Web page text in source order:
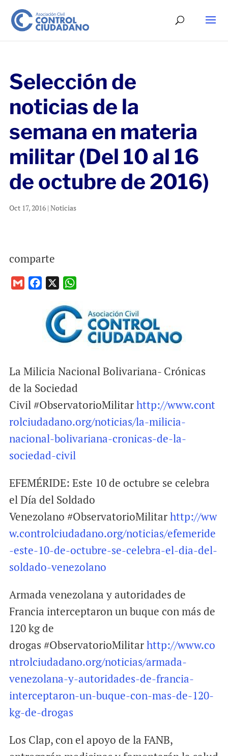
Selección de
noticias de la
semana en materia
militar (Del 10 al 16
de octubre de 2016)
Oct 17, 2016| Noticias
comparte
e
k
a
t
s
p
La Milicia Nacional Bolivariana- Crónicas
de la Sociedad
Civil #ObservatorioMilitarhttp://www.cont
rolciudadano.org/noticias/la-milicia-
nacional-bolivariana-cronicas-de-la-
sociedad-civil
EFEMÉRIDE: Este 10 de octubre se celebra
el Día del Soldado
Venezolano #ObservatorioMilitarhttp://ww
w.controlciudadano.org/noticias/efemeride
-este-10-de-octubre-se-celebra-el-dia-del-
soldado-venezolano
Armada venezolana y autoridades de
Francia interceptaron un buque con más de
120 kg de
drogas #ObservatorioMilitarhttp://www.co
ntrolciudadano.org/noticias/armada-
venezolana-y-autoridades-de-francia-
interceptaron-un-buque-con-mas-de-120-
kg-de-drogas
Los Clap, con el apoyo de la FANB,